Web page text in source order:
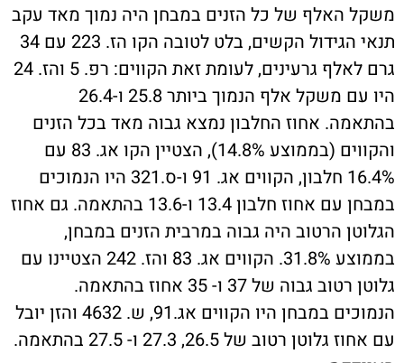
של כל הזנים במבחן היה נמוך מאד עקב
תנאי הגידול הקשים, בלט לטובה הקו הז. 223 עם 34
גרם לאלף גרעינים, לעומת זאת הקווים: רפ. 5 והז. 24
היו עם משקל אלף הנמוך ביותר 25.8 ו-26.4
אחוז החלבון נמצא גבוה מאד בכל הזנים
והקווים (בממוצע 14.8%), הצטיין הקו אג. 83 עם
16.4% חלבון, הקווים אג. 91 ו-ס.321 היו הנמוכים
במבחן עם אחוז חלבון 13.4 ו-13.6 בהתאמה. גם אחוז
הרטוב היה גבוה במרבית הזנים במבחן,
בממוצע 31.8%. הקווים אג. 83 והז. 242 הצטיינו עם
גלוטן רטוב גבוה של 37 ו- 35 אחוז בהתאמה.
הנמוכים במבחן היו הקווים אג.91, ש. 4632 והזן יובל
עם אחוז גלוטן רטוב של 26.5, 27.3 ו- 27.5 בהתאמה.